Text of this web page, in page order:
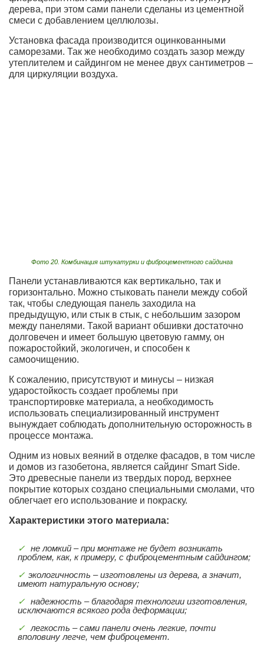
дерева, при этом сами панели сделаны из цементной
смеси с добавлением целлюлозы.
Установка фасада производится оцинкованными
саморезами. Так же необходимо создать зазор между
утеплителем и сайдингом не менее двух сантиметров –
для циркуляции воздуха.
Фото 20. Комбинация штукатурки и фиброцементного сайдинга
Панели устанавливаются как вертикально, так и
горизонтально. Можно стыковать панели между собой
так, чтобы следующая панель заходила на
предыдущую, или стык в стык, с небольшим зазором
между панелями. Такой вариант обшивки достаточно
долговечен и имеет большую цветовую гамму, он
пожаростойкий, экологичен, и способен к
самоочищению.
К сожалению, присутствуют и минусы – низкая
ударостойкость создает проблемы при
транспортировке материала, а необходимость
использовать специализированный инструмент
вынуждает соблюдать дополнительную осторожность в
процессе монтажа.
Одним из новых веяний в отделке фасадов, в том числе
и домов из газобетона, является сайдинг Smart Side.
Это древесные панели из твердых пород, верхнее
покрытие которых создано специальными смолами, что
облегчает его использование и покраску.
Характеристики этого материала:
не ломкий – при монтаже не будет возникать
проблем, как, к примеру, с фиброцементным сайдингом;
экологичность – изготовлены из дерева, а значит,
имеют натуральную основу;
надежность – благодаря технологии изготовления,
исключаются всякого рода деформации;
легкость – сами панели очень легкие, почти
вполовину легче, чем фиброцемент.